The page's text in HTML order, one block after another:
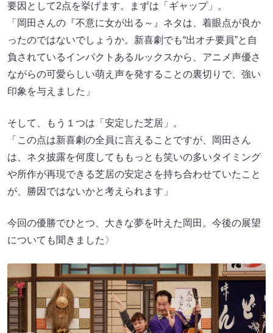
要因として2点を挙げます。まずは「ギャップ」。
「岡田さんの『不意に女が出る～』ネタは、着眼点が良か
ったのではないでしょうか。新喜劇でも“出オチ要員”と自
負されているインパクトあるルックスから、アニメ声優さ
ながらの可愛らしい萌え声を発することの裏切りで、強い
印象を与えました」
そして、もう１つは「安定した芝居」。
「この点は新喜劇の全員に言えることですが、岡田さん
は、ネタ披露を何度してももっとも笑いの多いタイミング
や所作が再現できる芝居の安定さを持ち合わせていたこと
が、勝因ではないかと考えられます」
今回の優勝でひとつ、大きな夢を叶えた岡田。今後の展望
についても聞きました〉